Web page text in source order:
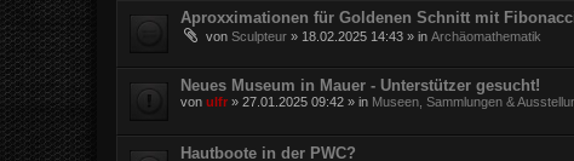
Aproxximationen für Goldenen Schnitt mit
von Sculpteur » 18.02.2025 14:43 » in Archäomathematik
Neues Museum in Mauer - Unterstützer gesucht!
von ulfr » 27.01.2025 09:42 » in Museen, Sammlungen &
Hautboote in der PWC?